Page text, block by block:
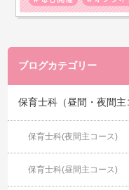
ブログカテゴリー
保育士科（昼間・夜間主
保育士科(夜間主コース)
保育士科(昼間主コース)